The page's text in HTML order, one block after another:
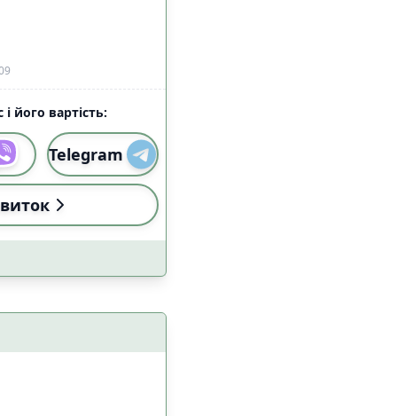
Starlink
його вартість:
Telegram